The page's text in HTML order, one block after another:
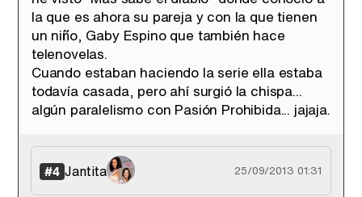
la que es ahora su pareja y con la que tienen
un niño, Gaby Espino que también hace
telenovelas.
Cuando estaban haciendo la serie ella estaba
todavía casada, pero ahí surgió la chispa...
algún paralelismo con Pasión Prohibida... jajaja.
#4 Jantita 25/09/2013 01:31